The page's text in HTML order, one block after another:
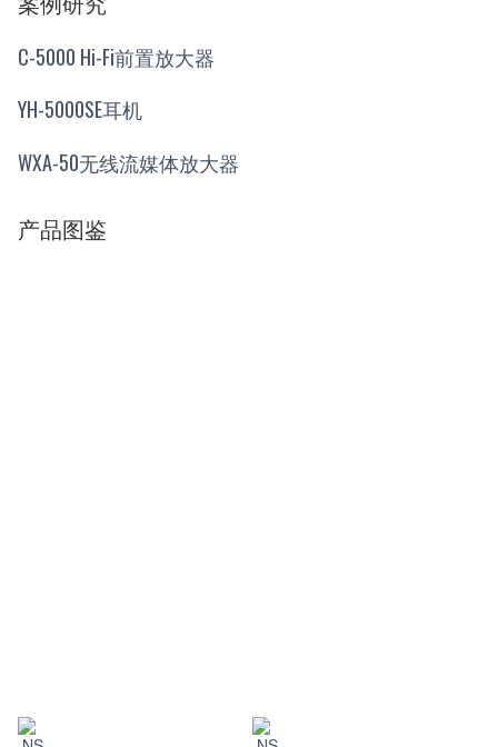
C-5000 Hi-Fi前置放大器
YH-5000SE耳机
WXA-50无线流媒体放大器
产品图鉴